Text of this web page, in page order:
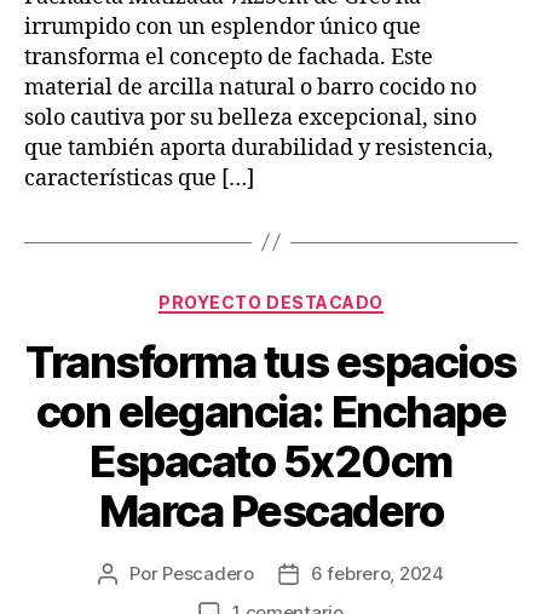
irrumpido con un esplendor único que
transforma el concepto de fachada. Este
material de arcilla natural o barro cocido no
solo cautiva por su belleza excepcional, sino
que también aporta durabilidad y resistencia,
características que […]
PROYECTO DESTACADO
Transforma tus espacios
con elegancia: Enchape
Espacato 5x20cm
Marca Pescadero
Por Pescadero
6 febrero, 2024